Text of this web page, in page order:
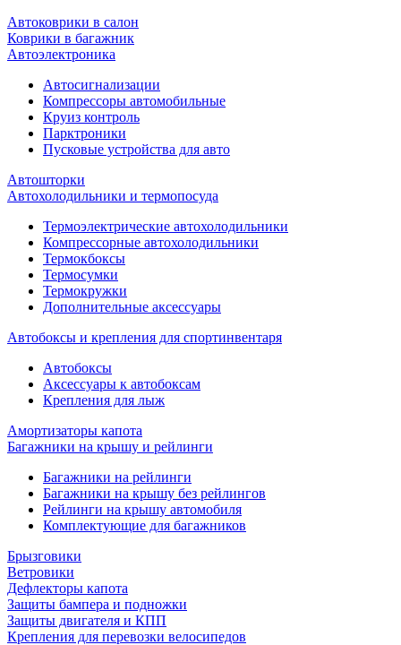
Автоковрики в салон
Коврики в багажник
Автоэлектроника
Автосигнализации
Компрессоры автомобильные
Круиз контроль
Парктроники
Пусковые устройства для авто
Автошторки
Автохолодильники и термопосуда
Термоэлектрические автохолодильники
Компрессорные автохолодильники
Термокбоксы
Термосумки
Термокружки
Дополнительные аксессуары
Автобоксы и крепления для спортинвентаря
Автобоксы
Аксессуары к автобоксам
Крепления для лыж
Амортизаторы капота
Багажники на крышу и рейлинги
Багажники на рейлинги
Багажники на крышу без рейлингов
Рейлинги на крышу автомобиля
Комплектующие для багажников
Брызговики
Ветровики
Дефлекторы капота
Защиты бампера и подножки
Защиты двигателя и КПП
Крепления для перевозки велосипедов